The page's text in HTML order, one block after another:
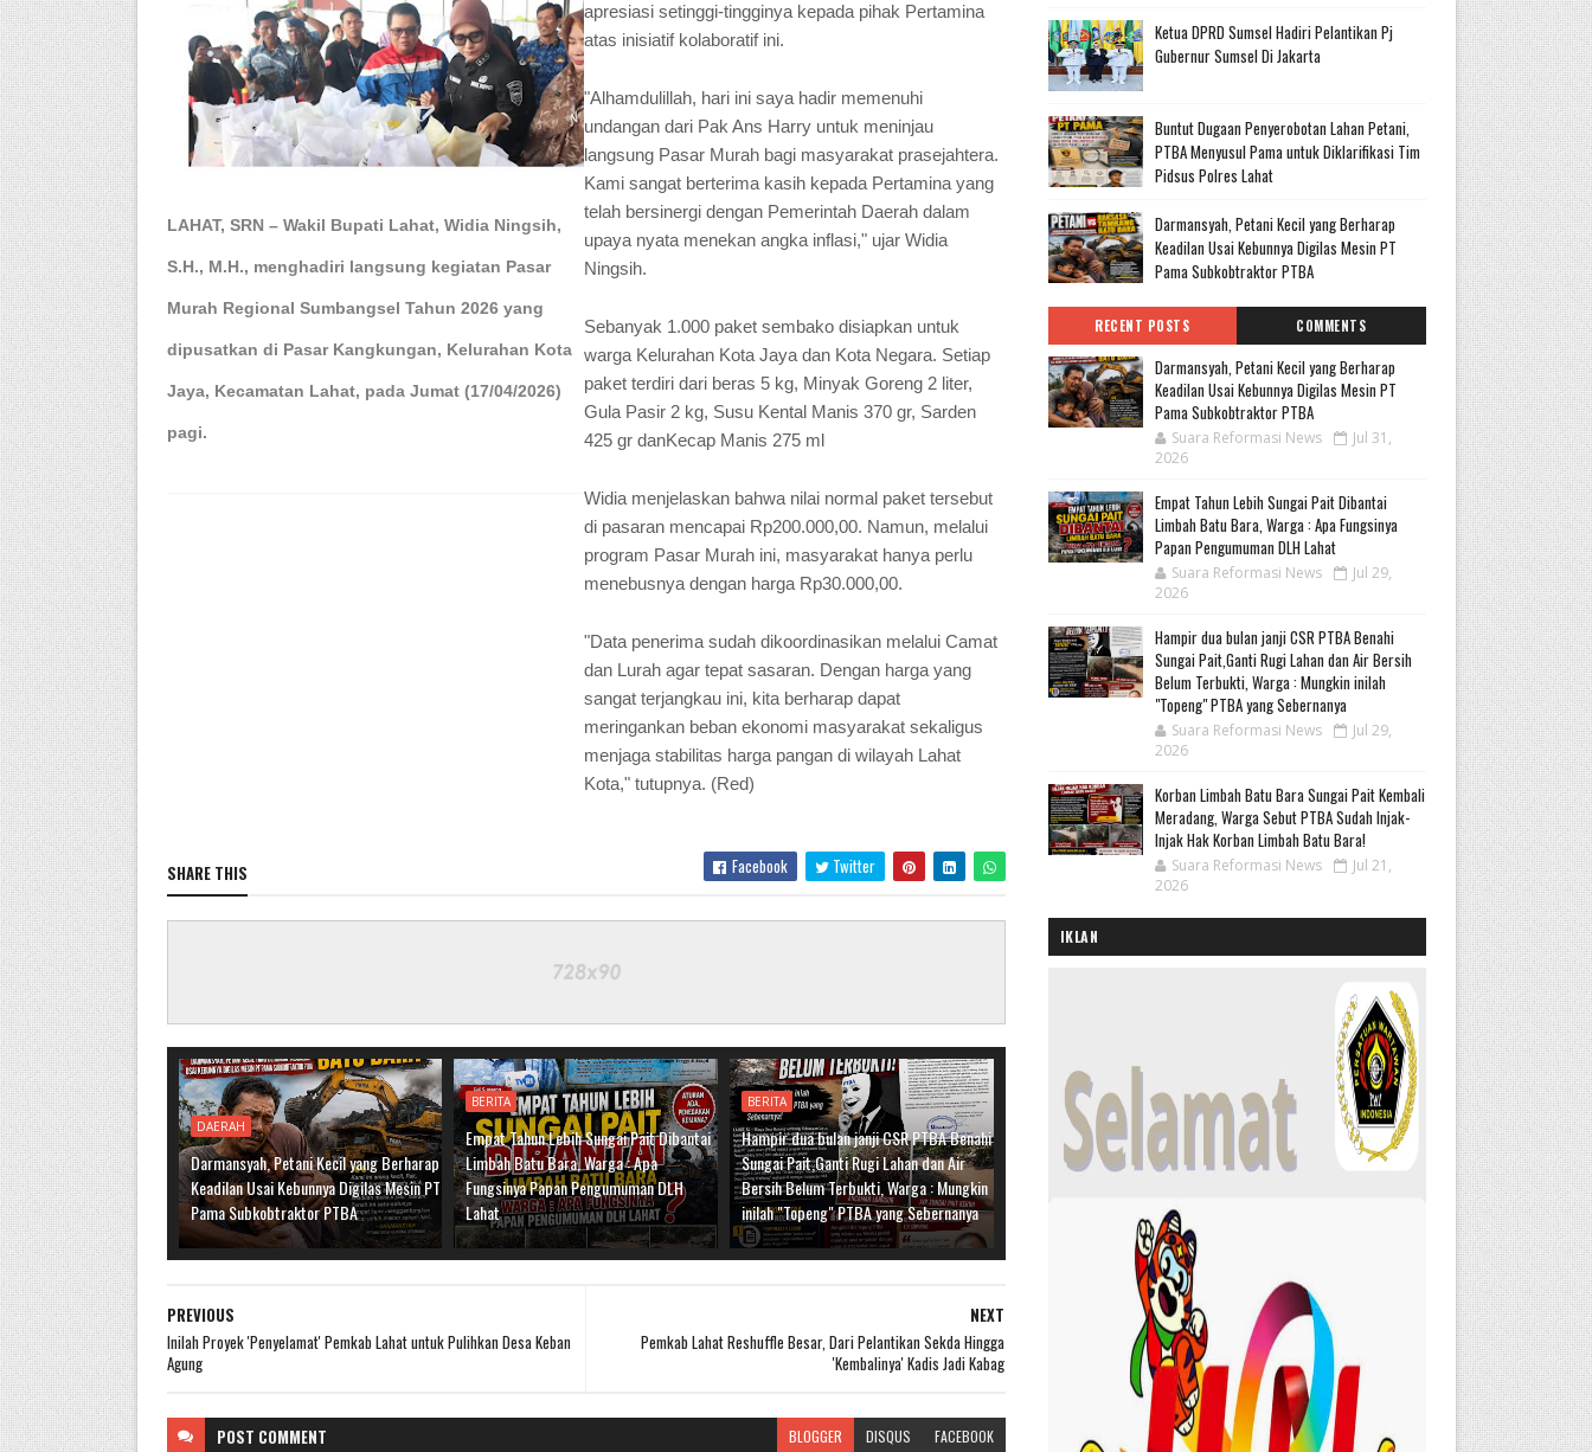
LAHAT, SRN – Wakil Bupati Lahat, Widia Ningsih,
S.H., M.H., menghadiri langsung kegiatan Pasar
Murah Regional Sumbangsel Tahun 2026 yang
dipusatkan di Pasar Kangkungan, Kelurahan Kota
Jaya, Kecamatan Lahat, pada Jumat (17/04/2026)
pagi.
apresiasi setinggi-tingginya kepada pihak Pertamina
atas inisiatif kolaboratif ini.
​"Alhamdulillah, hari ini saya hadir memenuhi
undangan dari Pak Ans Harry untuk meninjau
langsung Pasar Murah bagi masyarakat prasejahtera.
Kami sangat berterima kasih kepada Pertamina yang
telah bersinergi dengan Pemerintah Daerah dalam
upaya nyata menekan angka inflasi," ujar Widia
Ningsih.
​​Sebanyak 1.000 paket sembako disiapkan untuk
warga Kelurahan Kota Jaya dan Kota Negara. Setiap
paket terdiri dari ​beras 5 kg, Minyak Goreng 2 liter, ​
Gula Pasir 2 kg, ​Susu Kental Manis 370 gr, ​Sarden
425 gr dan​Kecap Manis 275 ml
​Widia menjelaskan bahwa nilai normal paket tersebut
di pasaran mencapai Rp200.000,00. Namun, melalui
program Pasar Murah ini, masyarakat hanya perlu
menebusnya dengan harga Rp30.000,00.
​"Data penerima sudah dikoordinasikan melalui Camat
dan Lurah agar tepat sasaran. Dengan harga yang
sangat terjangkau ini, kita berharap dapat
meringankan beban ekonomi masyarakat sekaligus
menjaga stabilitas harga pangan di wilayah Lahat
Kota," tutupnya. (Red)
SHARE THIS Facebook Twitter
DAERAH
Darmansyah, Petani Kecil yang Berharap
Keadilan Usai Kebunnya Digilas Mesin PT
Pama Subkobtraktor PTBA
BERITA
Empat Tahun Lebih Sungai Pait Dibantai
Limbah Batu Bara, Warga : Apa
Fungsinya Papan Pengumuman DLH
Lahat
BERITA
Hampir dua bulan janji CSR PTBA Benahi
Sungai Pait,Ganti Rugi Lahan dan Air
Bersih Belum Terbukti, Warga : Mungkin
inilah "Topeng" PTBA yang Sebernanya
NEXT
Pemkab Lahat Reshuffle Besar, Dari Pelantikan Sekda Hingga
'Kembalinya' Kadis Jadi Kabag
PREVIOUS
Inilah Proyek 'Penyelamat' Pemkab Lahat untuk Pulihkan Desa Keban
Agung
POST COMMENT BLOGGER DISQUS FACEBOOK
Ketua DPRD Sumsel Hadiri Pelantikan Pj
Gubernur Sumsel Di Jakarta
Buntut Dugaan Penyerobotan Lahan Petani,
PTBA Menyusul Pama untuk Diklarifikasi Tim
Pidsus Polres Lahat
Darmansyah, Petani Kecil yang Berharap
Keadilan Usai Kebunnya Digilas Mesin PT
Pama Subkobtraktor PTBA
RECENT POSTS COMMENTS
Darmansyah, Petani Kecil yang Berharap
Keadilan Usai Kebunnya Digilas Mesin PT
Pama Subkobtraktor PTBA
Suara Reformasi News
Jul 31,
2026
Empat Tahun Lebih Sungai Pait Dibantai
Limbah Batu Bara, Warga : Apa Fungsinya
Papan Pengumuman DLH Lahat
Suara Reformasi News
Jul 29,
2026
Hampir dua bulan janji CSR PTBA Benahi
Sungai Pait,Ganti Rugi Lahan dan Air Bersih
Belum Terbukti, Warga : Mungkin inilah
"Topeng" PTBA yang Sebernanya
Suara Reformasi News
Jul 29,
2026
Korban Limbah Batu Bara Sungai Pait Kembali
Meradang, Warga Sebut PTBA Sudah Injak-
Injak Hak Korban Limbah Batu Bara!
Suara Reformasi News
Jul 21,
2026
IKLAN